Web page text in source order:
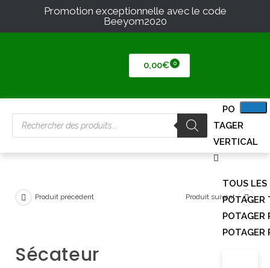
Promotion exceptionnelle avec le code
Beeyom2020
0,00€
PO
TAGER
VERTICAL
TOUS LES
POTAGER
POTAGER
POTAGER
Produit précédent Produit suivant
Sécateur